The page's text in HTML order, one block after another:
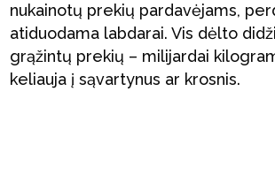
nukainotų prekių pardavėjams,
atiduodama labdarai. Vis dėlto
grąžintų prekių – milijardai
keliauja į sąvartynus ar krosnis.